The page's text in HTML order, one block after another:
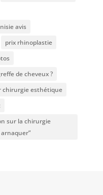
avis
prix rhinoplastie
de cheveux ?
chirurgie esthétique
sur la chirurgie